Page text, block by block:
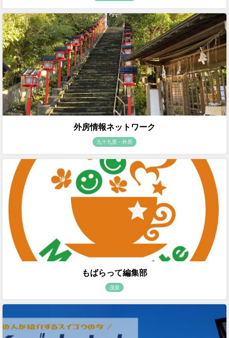
外房情報ネットワーク
九十九里・外房
もばらって編集部
茂原